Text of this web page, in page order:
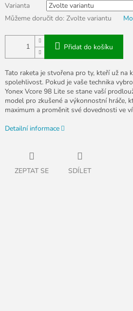
Varianta
Můžeme doručit do: Zvolte variantu
Přidat do košíku
Tato raketa je stvořena pro ty, kteří už na
spolehlivost. Pokud je vaše technika
Yonex Vcore 98 Lite se stane vaší
model pro zkušené a výkonnostní hráče,
maximum a proměnit své dovednosti ve
Detailní informace
ZEPTAT SE SDÍLET